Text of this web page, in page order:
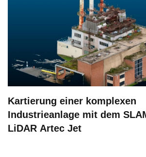
Kartierung einer komplexen
Industrieanlage mit dem
LiDAR Artec Jet